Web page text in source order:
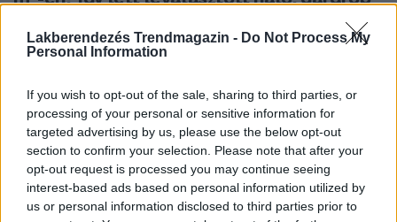
Lakberendezés Trendmagazin - Do Not Process My
Personal Information
If you wish to opt-out of the sale, sharing to third parties, or
processing of your personal or sensitive information for
targeted advertising by us, please use the below opt-out
section to confirm your selection. Please note that after your
opt-out request is processed you may continue seeing
interest-based ads based on personal information utilized by
us or personal information disclosed to third parties prior to
Mindössze 26 négyzetméteren kellett kialakítani egy
alapterület...
TOVÁBBIAK BETÖLTÉSE